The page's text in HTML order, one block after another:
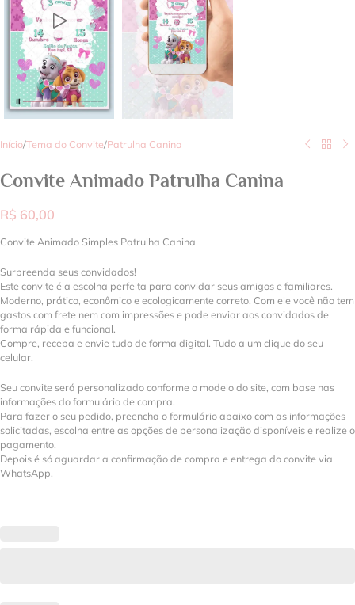
Início/Tema do Convite/Patrulha Canina
Convite Animado Patrulha Canina
R$ 60,00
Convite Animado Simples Patrulha Canina
Surpreenda seus convidados!
Este convite é a escolha perfeita para convidar seus amigos e familiares.
Moderno, prático, econômico e ecologicamente correto. Com ele você não tem
gastos com frete nem com impressões e pode enviar aos convidados de
forma rápida e funcional.
Compre, receba e envie tudo de forma digital. Tudo a um clique do seu
celular.
Seu convite será personalizado conforme o modelo do site, com base nas
informações do formulário de compra.
Para fazer o seu pedido, preencha o formulário abaixo com as informações
solicitadas, escolha entre as opções de personalização disponíveis e realize o
pagamento.
Depois é só aguardar a confirmação de compra e entrega do convite via
WhatsApp.